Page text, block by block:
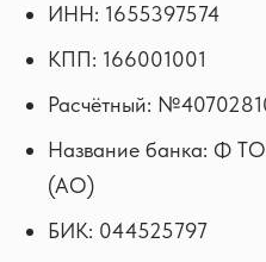
ИНН: 1655397574
КПП: 166001001
Расчётный:
Название банка: Ф
(АО)
БИК: 044525797